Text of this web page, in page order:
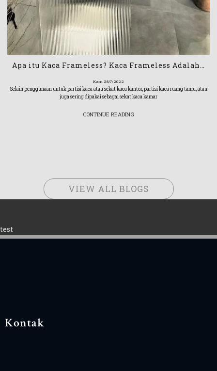
Apa itu Kaca Frameless? Kaca Frameless Adalah…
Kam 28/7/2022
Selain penggunaan untuk partisi kaca atau sekat kaca kantor, partisi kaca ruang tamu, atau
juga sering dipakai sebagai sekat kaca kamar
CONTINUE READING
VIEW ALL BLOGS
test
Kontak